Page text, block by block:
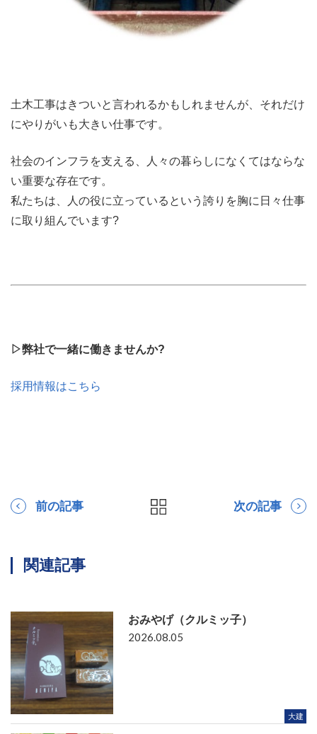
土木工事はきついと言われるかもしれませんが、それだけ
にやりがいも大きい仕事です。
社会のインフラを支える、人々の暮らしになくてはならな
い重要な存在です。
私たちは、人の役に立っているという誇りを胸に日々仕事
に取り組んでいます?
▷弊社で一緒に働きませんか?
採用情報はこちら
前の記事 次の記事
関連記事
おみやげ（クルミッ子）
大建
2026.08.05